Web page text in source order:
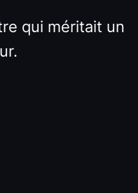
qui méritait un